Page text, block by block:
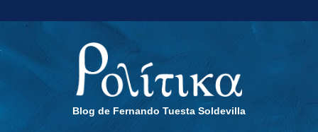
Blog de Fernando Tuesta Soldevilla